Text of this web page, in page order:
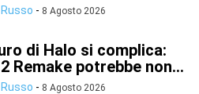
- 8 Agosto 2026
di Halo si complica:
Remake potrebbe non...
- 8 Agosto 2026